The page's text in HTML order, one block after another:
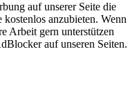
auf unserer Seite die
anzubieten. Wenn
Arbeit gern unterstützen
auf unseren Seiten.